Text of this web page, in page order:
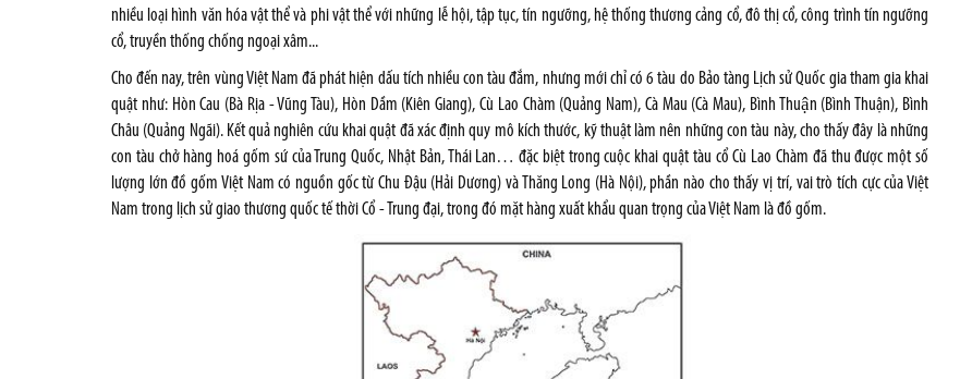
nhiều loại hình văn hóa vật thể và phi vật thể với những lễ hội, tập tục, tín ngưỡng, hệ thống thương cảng cổ, đô thị cổ, công trình tín ngưỡng
cổ, truyền thống chống ngoại xâm...
Cho đến nay, trên vùng Việt Nam đã phát hiện dấu tích nhiều con tàu đắm, nhưng mới chỉ có 6 tàu do Bảo tàng Lịch sử Quốc gia tham gia khai
quật như: Hòn Cau (Bà Rịa - Vũng Tàu), Hòn Dầm (Kiên Giang), Cù Lao Chàm (Quảng Nam), Cà Mau (Cà Mau), Bình Thuận (Bình Thuận), Bình
Châu (Quảng Ngãi). Kết quả nghiên cứu khai quật đã xác định quy mô kích thước, kỹ thuật làm nên những con tàu này, cho thấy đây là những
con tàu chở hàng hoá gốm sứ của Trung Quốc, Nhật Bản, Thái Lan… đặc biệt trong cuộc khai quật tàu cổ Cù Lao Chàm đã thu được một số
lượng lớn đồ gốm Việt Nam có nguồn gốc từ Chu Đậu (Hải Dương) và Thăng Long (Hà Nội), phần nào cho thấy vị trí, vai trò tích cực của Việt
Nam trong lịch sử giao thương quốc tế thời Cổ - Trung đại, trong đó mặt hàng xuất khẩu quan trọng của Việt Nam là đồ gốm.